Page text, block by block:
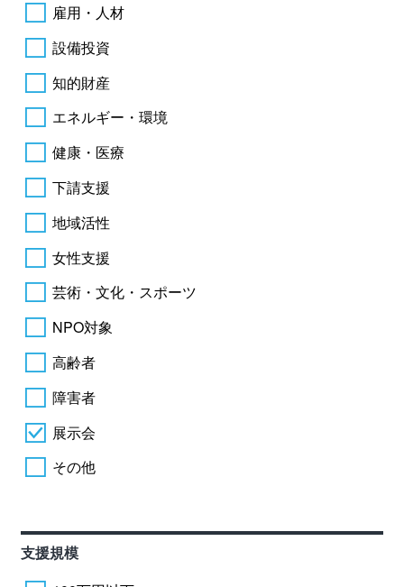
雇用・人材
設備投資
知的財産
エネルギー・環境
健康・医療
下請支援
地域活性
女性支援
芸術・文化・スポーツ
NPO対象
高齢者
障害者
展示会
その他
支援規模